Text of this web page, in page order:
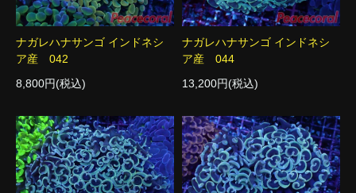
ナガレハナサンゴ インドネシ
ア産 042
8,800円(税込)
ナガレハナサンゴ インドネシ
ア産 044
13,200円(税込)